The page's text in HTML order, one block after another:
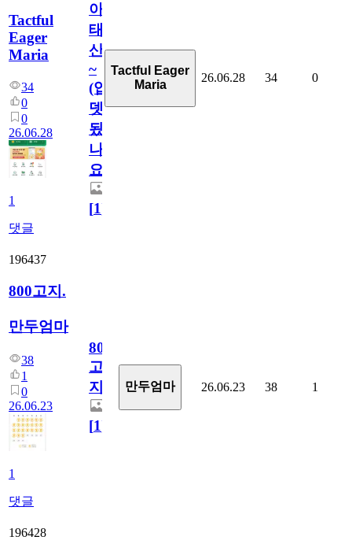
Tactful
Eager
Maria
34
0
0
26.06.28
1
댓글
아
태
산
~
(업
뎃
됬
나
요)
[1]
Tactful Eager
Maria
26.06.28 34 0
196437
800고지.
만두엄마
38
1
0
26.06.23
1
댓글
800
고
지.
[1]
만두엄마 26.06.23 38 1
196428